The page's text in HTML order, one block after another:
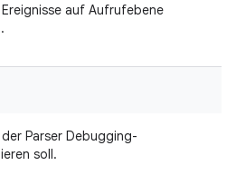
auf Aufrufebene
Parser Debugging-
soll.